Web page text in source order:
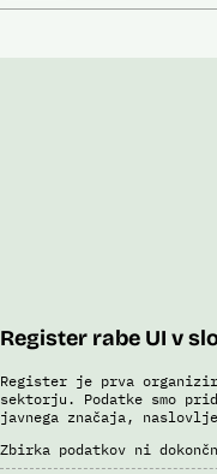
Register rabe UI v
Register je prva
sektorju. Podatke smo
javnega značaja,
Zbirka podatkov ni